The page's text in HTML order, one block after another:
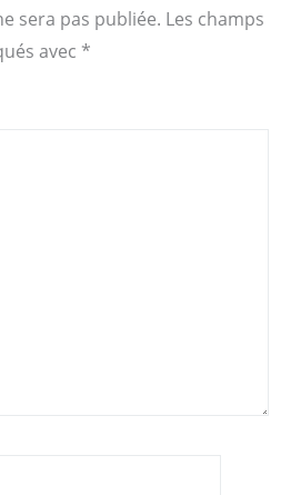
sera pas publiée. Les champs
avec *